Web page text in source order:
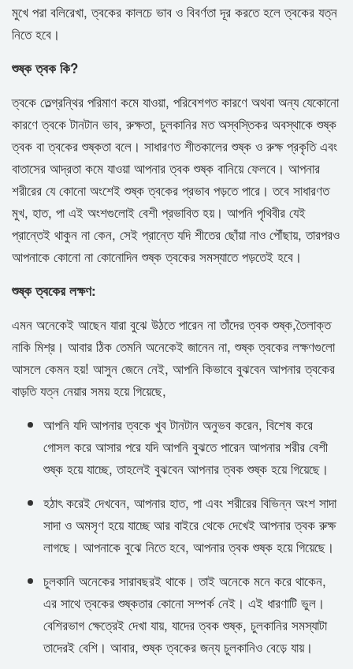
মুখে পরা বলিরেখা, ত্বকের কালচে ভাব ও বিবর্ণতা দূর করতে হলে ত্বকের যত্ন
নিতে হবে।
শুষ্ক ত্বক কি?
ত্বকে তেল্গ্রন্থির পরিমাণ কমে যাওয়া, পরিবেশগত কারণে অথবা অন্য যেকোনো
কারণে ত্বকে টানটান ভাব, রুক্ষতা, চুলকানির মত অস্বস্তিকর অবস্থাকে শুষ্ক
ত্বক বা ত্বকের শুষ্কতা বলে। সাধারণত শীতকালের শুষ্ক ও রুক্ষ প্রকৃতি এবং
বাতাসের আদ্রতা কমে যাওয়া আপনার ত্বক শুষ্ক বানিয়ে ফেলবে। আপনার
শরীরের যে কোনো অংশেই শুষ্ক ত্বকের প্রভাব পড়তে পারে। তবে সাধারণত
মুখ, হাত, পা এই অংশগুলোই বেশী প্রভাবিত হয়। আপনি পৃথিবীর যেই
প্রান্তেই থাকুন না কেন, সেই প্রান্তে যদি শীতের ছোঁয়া নাও পৌঁছায়, তারপরও
আপনাকে কোনো না কোনোদিন শুষ্ক ত্বকের সমস্যাতে পড়তেই হবে।
শুষ্ক ত্বকের লক্ষণ:
এমন অনেকেই আছেন যারা বুঝে উঠতে পারেন না তাঁদের ত্বক শুষ্ক,তৈলাক্ত
নাকি মিশ্র। আবার ঠিক তেমনি অনেকেই জানেন না, শুষ্ক ত্বকের লক্ষণগুলো
আসলে কেমন হয়! আসুন জেনে নেই, আপনি কিভাবে বুঝবেন আপনার ত্বকের
বাড়তি যত্ন নেয়ার সময় হয়ে গিয়েছে,
আপনি যদি আপনার ত্বকে খুব টানটান অনুভব করেন, বিশেষ করে
গোসল করে আসার পরে যদি আপনি বুঝতে পারেন আপনার শরীর বেশী
শুষ্ক হয়ে যাচ্ছে, তাহলেই বুঝবেন আপনার ত্বক শুষ্ক হয়ে গিয়েছে।
হঠাৎ করেই দেখবেন, আপনার হাত, পা এবং শরীরের বিভিন্ন অংশ সাদা
সাদা ও অমসৃণ হয়ে যাচ্ছে আর বাইরে থেকে দেখেই আপনার ত্বক রুক্ষ
লাগছে। আপনাকে বুঝে নিতে হবে, আপনার ত্বক শুষ্ক হয়ে গিয়েছে।
চুলকানি অনেকের সারাবছরই থাকে। তাই অনেকে মনে করে থাকেন,
এর সাথে ত্বকের শুষ্কতার কোনো সম্পর্ক নেই। এই ধারণাটি ভুল।
বেশিরভাগ ক্ষেত্রেই দেখা যায়, যাদের ত্বক শুষ্ক, চুলকানির সমস্যাটা
তাদেরই বেশি। আবার, শুষ্ক ত্বকের জন্য চুলকানিও বেড়ে যায়।